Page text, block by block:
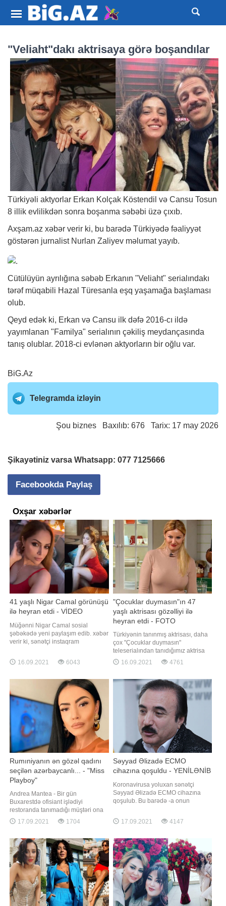
"Veliaht"dakı aktrisaya görə boşandılar
Türkiyəli aktyorlar Erkan Kolçak Köstendil və Cansu Tosun
8 illik evlilikdən sonra boşanma səbəbi üzə çıxıb.
Axşam.az xəbər verir ki, bu barədə Türkiyədə fəaliyyət
göstərən jurnalist Nurlan Zaliyev məlumat yayıb.
Cütülüyün ayrılığına səbəb Erkanın "Veliaht" serialındakı
tərəf müqabili Hazal Türesanla eşq yaşamağa başlaması
olub.
Qeyd edək ki, Erkan və Cansu ilk dəfə 2016-cı ildə
yayımlanan "Familya" serialının çəkiliş meydançasında
tanış olublar. 2018-ci evlənən aktyorların bir oğlu var.
BiG.Az
Telegramda izləyin
Şou biznes Baxılıb: 676 Tarix: 17 may 2026
Şikayətiniz varsa Whatsapp: 077 7125666
Facebookda Paylaş
Oxşar xəbərlər
41 yaşlı Nigar Camal görünüşü
ilə heyran etdi - VİDEO
Müğənni Nigar Camal sosial
şəbəkədə yeni paylaşım edib. xəbər
verir ki, sənətçi instaqram
görüntülərini yayımlayıb. 41 yaşlı
müğənni fit və qüsursuz bədən
görüntüləri izləyiciləri tərəfindən
maraq və rəğbətlə qarşılanıb
16.09.2021 6043
"Çocuklar duymasın"ın 47
yaşlı aktrisası gözəlliyi ilə
heyran etdi - FOTO
Türkiyənin tanınmış aktrisası, daha
çox "Çocuklar duymasın"
teleserialından tanıdığımız aktrisa
Pınar Altuğ jurnalın
mükafatlandırma mərasimində
istinadən xəbər verir ki, tədbirdən
sonra jurnalistlərlə söhbət edən
Altuğa bir junalist "qırmızı
geyinmisiniz
16.09.2021 4761
Rumıniyanın ən gözəl qadını
seçilən azərbaycanlı... - "Miss
Playboy"
Andrea Mantea - Bir gün
Buxarestdə ofisiant işlədiyi
restoranda tanımadığı müştəri ona
modellik təklif edir, fikirləşmədən
bununla razılaşır. Beləliklə, şöhrətin
aralanır. "Libertatea" qəzetində "Ən
seksual qız" seçildikdə mətbuatın
diqqətini çəkir
17.09.2021 1704
Səyyad Əlizadə ECMO
cihazına qoşuldu - YENİLƏNİB
Koronavirusa yoluxan sənətçi
Səyyad Əlizadə ECMO cihazına
qoşulub. Bu barədə -a onun
verib. O bildirib ki, sənətçinin
ağciyərlərinin yalnız 30 faizi çalışır:.
aşkarlanıb. Müalicəsi davam
etdirilir. Süni koma vəziyyətində
saxlanılır"
17.09.2021 4147